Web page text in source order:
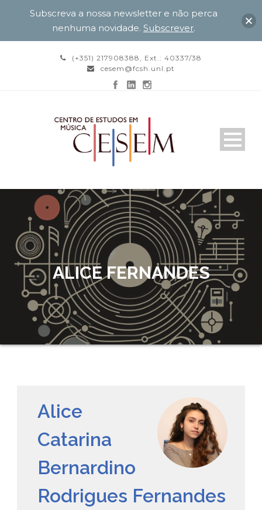
(+351) 217908388, Ext.: 40337/38
cesem@fcsh.unl.pt
ALICE FERNANDES
Alice
Catarina
Bernardino
Rodrigues Fernandes
Subscreva a nossa newsletter e não perca
nenhuma novidade. Subscrever.